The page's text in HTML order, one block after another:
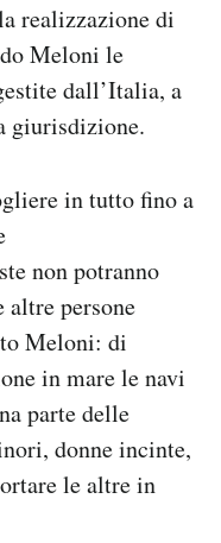
realizzazione di
Meloni le
dall’Italia, a
giurisdizione.
in tutto fino a
non potranno
persone
Meloni: di
in mare le navi
parte delle
donne incinte,
le altre in